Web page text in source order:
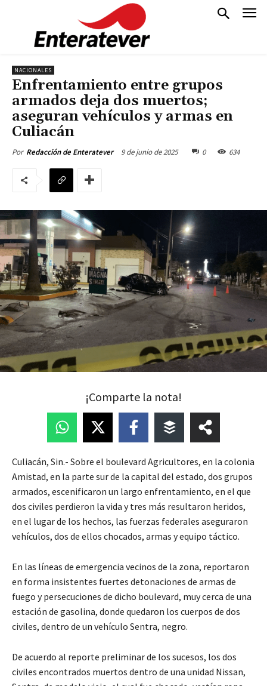
NACIONALES
Enfrentamiento entre grupos
armados deja dos muertos;
aseguran vehículos y armas en
Culiacán
Por Redacción de Enteratever 9 de junio de 2025 0 634
¡Comparte la nota!
Culiacán, Sin.- Sobre el boulevard Agricultores, en la colonia
Amistad, en la parte sur de la capital del estado, dos grupos
armados, escenificaron un largo enfrentamiento, en el que
dos civiles perdieron la vida y tres más resultaron heridos,
en el lugar de los hechos, las fuerzas federales aseguraron
vehículos, dos de ellos chocados, armas y equipo táctico.
En las líneas de emergencia vecinos de la zona, reportaron
en forma insistentes fuertes detonaciones de armas de
fuego y persecuciones de dicho boulevard, muy cerca de una
estación de gasolina, donde quedaron los cuerpos de dos
civiles, dentro de un vehículo Sentra, negro.
De acuerdo al reporte preliminar de los sucesos, los dos
civiles encontrados muertos dentro de una unidad Nissan,